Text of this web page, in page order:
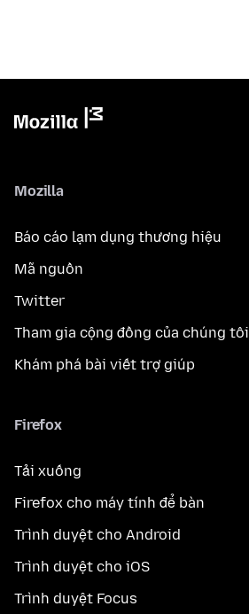
Mozilla
Báo cáo lạm dụng thương hiệu
Mã nguồn
Twitter
Tham gia cộng đồng của chúng tôi
Khám phá bài viết trợ giúp
Firefox
Tải xuống
Firefox cho máy tính để bàn
Trình duyệt cho Android
Trình duyệt cho iOS
Trình duyệt Focus